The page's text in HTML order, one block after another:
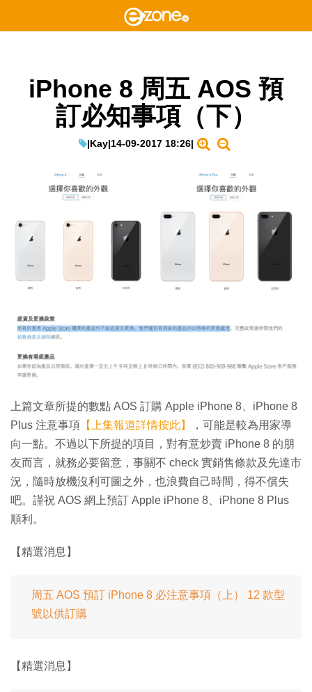
iPhone 8 周五 AOS 預
訂必知事項（下）
|Kay|14-09-2017 18:26|
上篇文章所提的數點 AOS 訂購 Apple iPhone 8、iPhone 8
Plus 注意事項 【上集報道詳情按此】
，可能是較為用家導
向一點。不過以下所提的項目，對有意炒賣 iPhone 8 的朋
友而言，就務必要留意，事關不 check 實銷售條款及先達市
況，隨時放機沒利可圖之外，也浪費自己時間，得不償失
吧。謹祝 AOS 網上預訂 Apple iPhone 8、iPhone 8 Plus
順利。
【精選消息】
周五 AOS 預訂 iPhone 8 必注意事項（上） 12 款型
號以供訂購
【精選消息】